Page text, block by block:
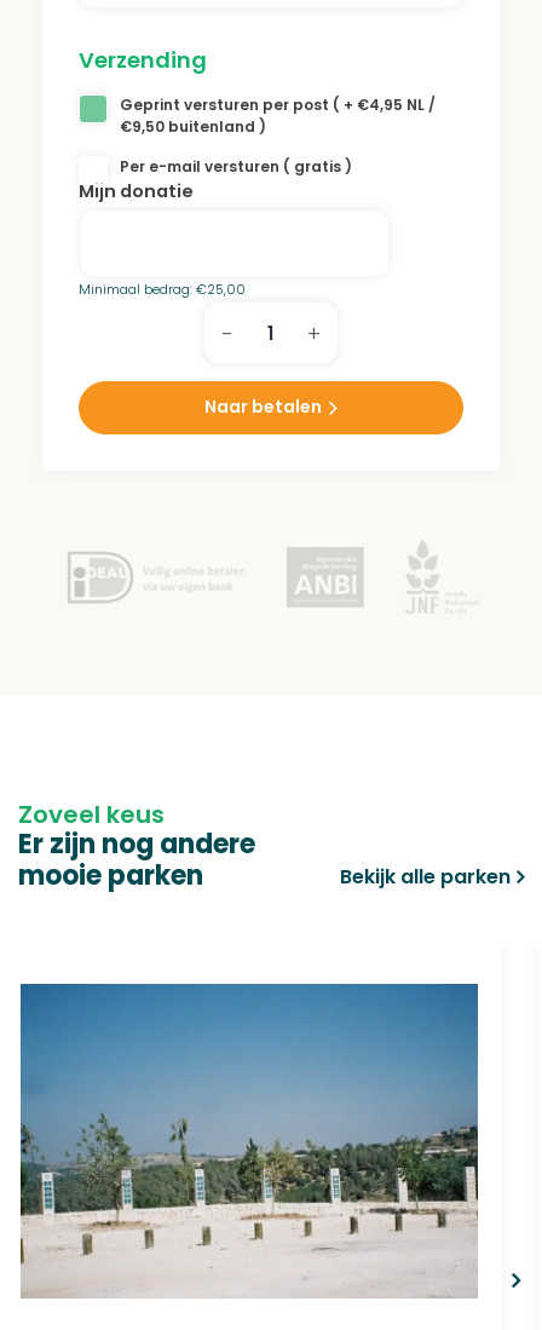
hitte en droogte overleven. Een donatie aan
het Harlingen park draagt bij aan dit
onderhoud.
Verzending
Geprint versturen per post ( + €4,95 NL /
€9,50 buitenland )
Per e-mail versturen ( gratis )
Mijn donatie
Minimaal bedrag:€25,00
-
Harlingen
aantal
+
Naar betalen
Zoveel keus
Er zijn nog andere
mooie parken
Bekijk alle parken